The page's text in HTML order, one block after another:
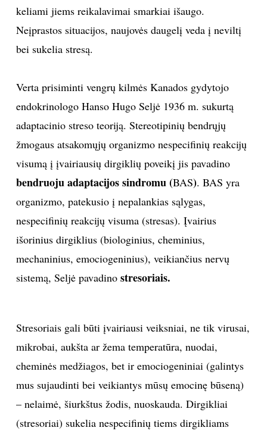
keliami jiems reikalavimai smarkiai išaugo.
Neįprastos situacijos, naujovės daugelį veda į neviltį
bei sukelia stresą.
Verta prisiminti vengrų kilmės Kanados gydytojo
endokrinologo Hanso Hugo Seljė 1936 m. sukurtą
adaptacinio streso teoriją. Stereotipinių bendrųjų
žmogaus atsakomųjų organizmo nespecifinių reakcijų
visumą į įvairiausių dirgiklių poveikį jis pavadino
bendruoju adaptacijos sindromu (BAS). BAS yra
organizmo, patekusio į nepalankias sąlygas,
nespecifinių reakcijų visuma (stresas). Įvairius
išorinius dirgiklius (biologinius, cheminius,
mechaninius, emociogeninius), veikiančius nervų
sistemą, Seljė pavadino stresoriais.
Stresoriais gali būti įvairiausi veiksniai, ne tik virusai,
mikrobai, aukšta ar žema temperatūra, nuodai,
cheminės medžiagos, bet ir emociogeniniai (galintys
mus sujaudinti bei veikiantys mūsų emocinę būseną)
– nelaimė, šiurkštus žodis, nuoskauda. Dirgikliai
(stresoriai) sukelia nespecifinių tiems dirgikliams